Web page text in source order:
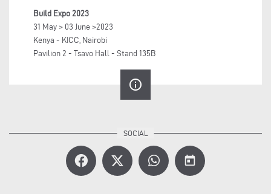
Build Expo 2023
31 May > 03 June >2023
Kenya - KICC, Nairobi
Pavilion 2 - Tsavo Hall - Stand 135B
info_outline
today